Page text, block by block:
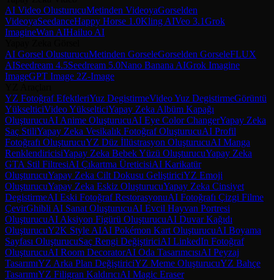
Happy Horse 1.0'ı Deneyin Tüm Video Modellerini Karşılaştırın
AI Video OlusturucuMetinden VideoyaGorselden
VideoyaSeedanceHappy Horse 1.0Kling AIVeo 3.1Grok
ImagineWan AIHailuo AI
AI Gorsel OlusturucuMetinden GorseleGorselden GorseleFLUX
AISeedream 4.5Seedream 5.0Nano Banana AIGrok Imagine
ImageGPT Image 2Z-Image
YZ Fotoğraf EfektleriYuz DegistirmeVideo Yuz DegistirmeGörüntü
YükselticiVideo YükselticiYapay Zeka Albüm Kapağı
OluşturucuAI Anime OluşturucuAI Eye Color ChangerYapay Zeka
Saç StiliYapay Zeka Vesikalık Fotoğraf OluşturucuAI Profil
Fotoğrafı OluşturucuYZ Düz İllüstrasyon OluşturucuAI Manga
RenklendiricisiYapay Zeka Bebek Yüzü OluşturucuYapay Zeka
GTA Stil FiltresiAI Çıkartma ÜreticisiAI Karikatür
OluşturucuYapay Zeka Cilt Dokusu GeliştiriciYZ Emoji
OluşturucuYapay Zeka Eskiz OluşturucuYapay Zeka Cinsiyet
DegistirmeAI Eski Fotoğraf RestorasyonuAI Fotoğrafı Çizgi Filme
ÇevirGhibli AI Sanat OluşturucuAI Evcil Hayvan Portresi
OluşturucuAI Aksiyon Figürü OluşturucuAI Duvar Kağıdı
OluşturucuY2K Style AIAI Pokémon Kart OluşturucuAI Boyama
Sayfası OluşturucuSaç Rengi DeğiştiriciAI LinkedIn Fotoğraf
OluşturucuAI Room DecoratorAI Oda TasarımcısıAI Peyzaj
TasarımıYZ Arka Plan DeğiştiriciYZ Meme OluşturucuYZ Bahçe
TasarımıYZ Filigran KaldırıcıAI Magic Eraser